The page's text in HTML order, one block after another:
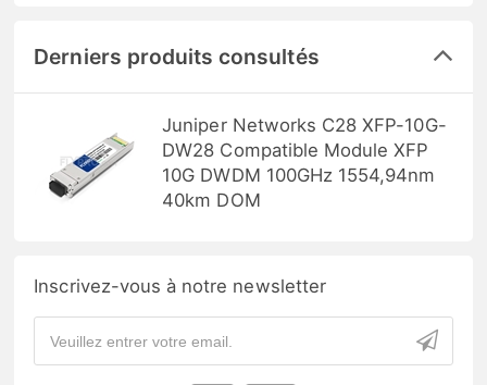
Derniers produits consultés
Juniper Networks C28 XFP-10G-
DW28 Compatible Module XFP
10G DWDM 100GHz 1554,94nm
40km DOM
Inscrivez-vous à notre newsletter